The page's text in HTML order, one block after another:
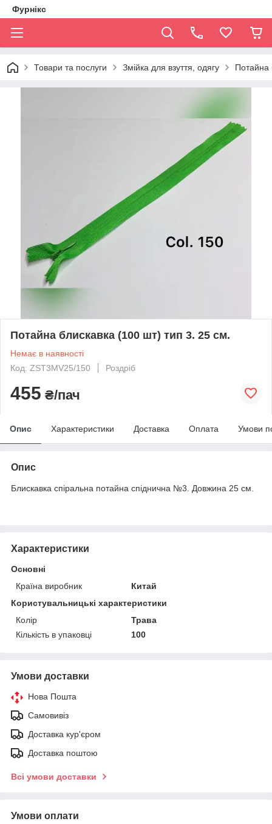
Фурнікс
Товари та послуги Змійка для взуття, одягу Потайна
Потайна блискавка (100 шт) тип 3. 25 см.
Немає в наявності
Код: ZST3MV25/150
Роздріб
455 ₴/пач
Опис Характеристики Доставка Оплата Умови
Опис
Блискавка спіральна потайна спіднична №3. Довжина 25 см.
Характеристики
Основні
Країна виробник
Китай
Користувальницькі характеристики
Колір
Трава
Кількість в упаковці
100
Умови доставки
Нова Пошта
Самовивіз
Доставка кур'єром
Доставка поштою
Всі умови доставки
Умови оплати